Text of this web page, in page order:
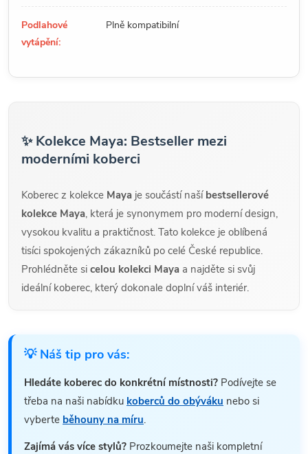
Podlahové
vytápění:
Plně kompatibilní
✨ Kolekce Maya: Bestseller mezi
moderními koberci
Koberec z kolekce Maya je součástí naší bestsellerové
kolekce Maya, která je synonymem pro moderní design,
vysokou kvalitu a praktičnost. Tato kolekce je oblíbená
tisíci spokojených zákazníků po celé České republice.
Prohlédněte si celou kolekci Maya a najděte si svůj
ideální koberec, který dokonale doplní váš interiér.
💡 Náš tip pro vás:
Hledáte koberec do konkrétní místnosti? Podívejte se
třeba na naši nabídku koberců do obýváku nebo si
vyberte běhouny na míru.
Zajímá vás více stylů? Prozkoumejte naši kompletní